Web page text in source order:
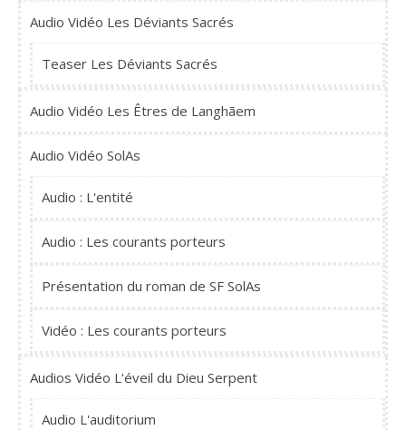
Audio Vidéo Les Déviants Sacrés
Teaser Les Déviants Sacrés
Audio Vidéo Les Êtres de Langhãem
Audio Vidéo SolAs
Audio : L'entité
Audio : Les courants porteurs
Présentation du roman de SF SolAs
Vidéo : Les courants porteurs
Audios Vidéo L'éveil du Dieu Serpent
Audio L'auditorium